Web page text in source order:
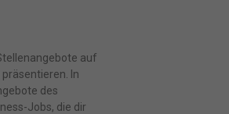
auf
In
des
Jobs, die dir